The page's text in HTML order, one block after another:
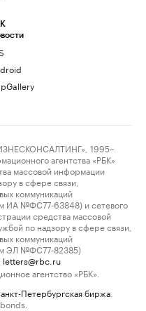
1995–
агентства «РБК»
массовой информации
в сфере связи,
коммуникаций
ИА №ФС77-63848) и сетевого
средства массовой
по надзору в сфере связи,
коммуникаций
ЭЛ №ФС77-82385)
letters@rbc.ru
агентство «РБК».
Петербургская биржа